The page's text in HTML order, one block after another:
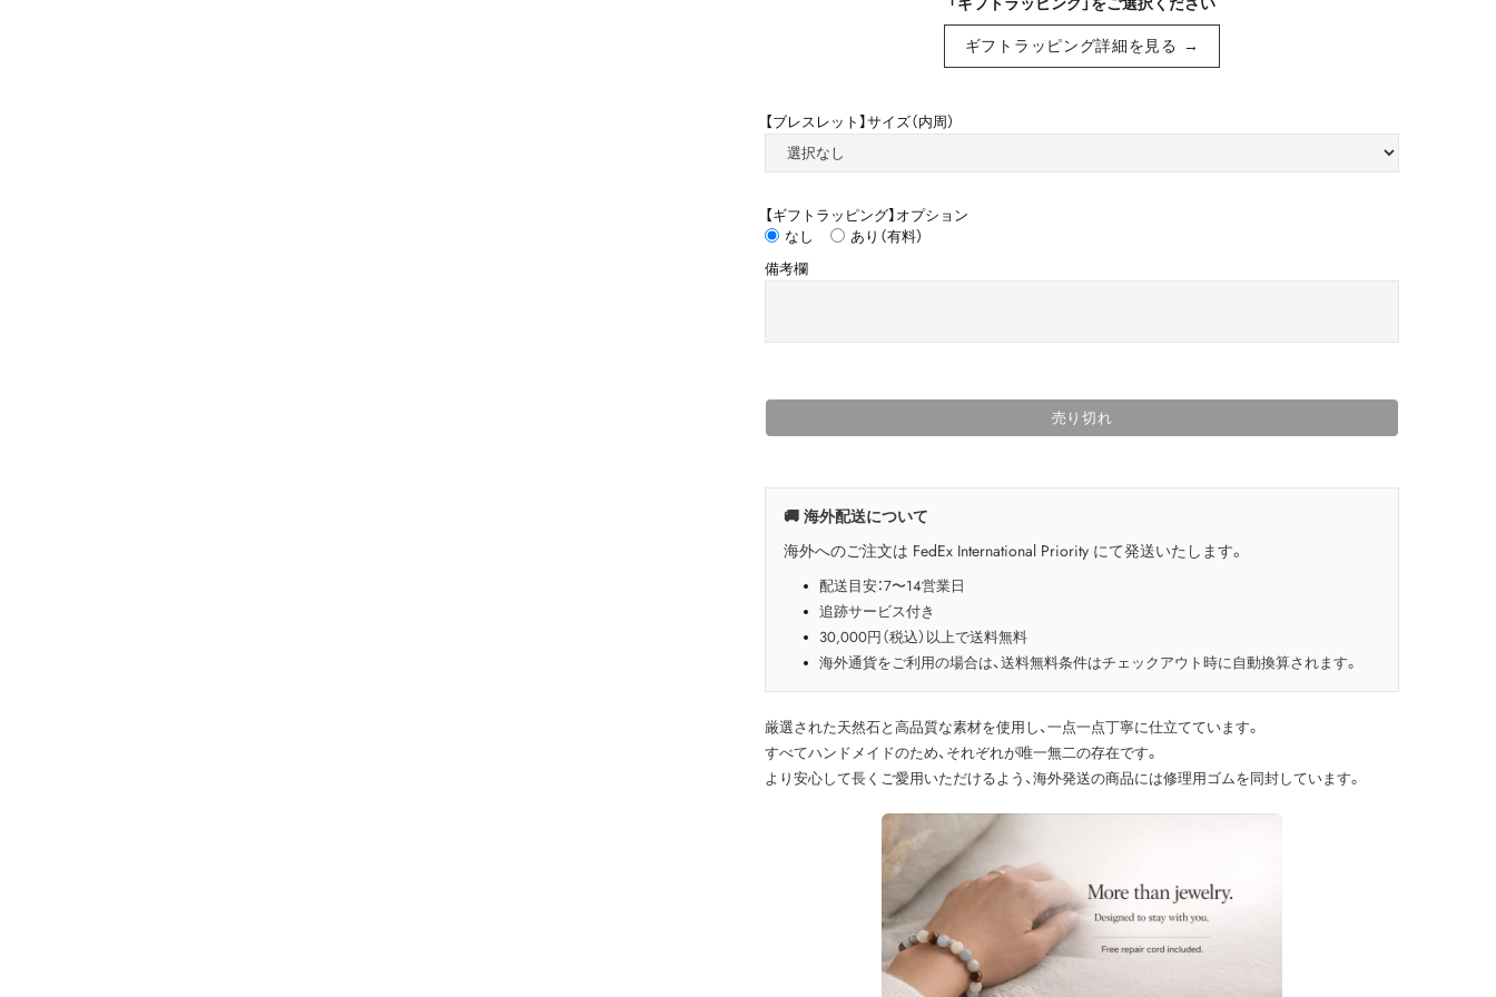
ギフトラッピング詳細を見る →
【ブレスレット】サイズ（内周）
【ギフトラッピング】オプション
なし
あり（有料）
備考欄
売り切れ
🚚 海外配送について
海外へのご注文は FedEx International Priority にて発送いたします。
配送目安：7〜14営業日
追跡サービス付き
30,000円（税込）以上で送料無料
海外通貨をご利用の場合は、送料無料条件はチェックアウト時に自動換算されます。
厳選された天然石と高品質な素材を使用し、一点一点丁寧に仕立てています。
すべてハンドメイドのため、それぞれが唯一無二の存在です。
より安心して長くご愛用いただけるよう、海外発送の商品には修理用ゴムを同封しています。